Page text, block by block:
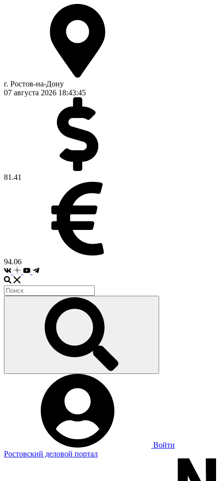
г. Ростов-на-Дону
07 августа 2026 18:43:45
81.41
94.06
Войти
Ростовский деловой портал